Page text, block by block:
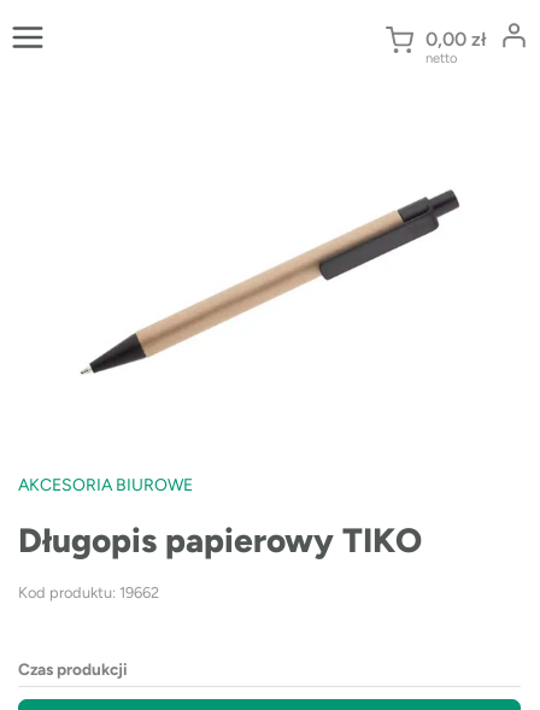
do
0,00 zł
netto
AKCESORIA BIUROWE
Długopis papierowy TIKO
Kod produktu: 19662
Czas produkcji